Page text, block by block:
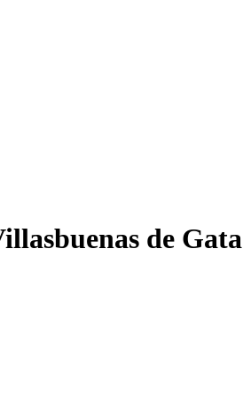
de Gata